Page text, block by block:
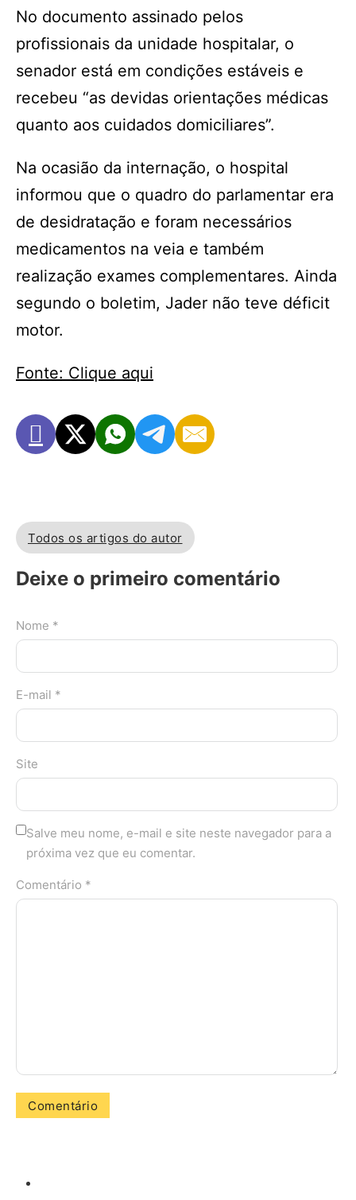
No documento assinado pelos
profissionais da unidade hospitalar, o
senador está em condições estáveis e
recebeu “as devidas orientações médicas
quanto aos cuidados domiciliares”.
Na ocasião da internação, o hospital
informou que o quadro do parlamentar era
de desidratação e foram necessários
medicamentos na veia e também
realização exames complementares. Ainda
segundo o boletim, Jader não teve déficit
motor.
Fonte: Clique aqui
Todos os artigos do autor
Deixe o primeiro comentário
Nome *
E-mail *
Site
Salve meu nome, e-mail e site neste navegador para a
próxima vez que eu comentar.
Comentário *